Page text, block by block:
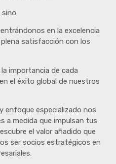
sino
en la excelencia
satisfacción con los
importancia de cada
el éxito global de nuestros
enfoque especializado nos
a medida que impulsan tus
el valor añadido que
ser socios estratégicos en